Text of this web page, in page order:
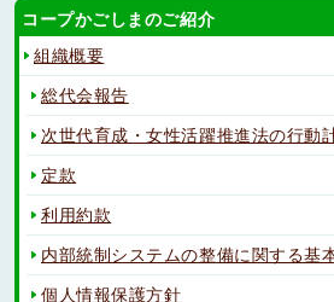
コープかごしまのご紹介
組織概要
総代会報告
次世代育成・女性活躍推進法の行動
定款
利用約款
内部統制システムの整備に関する基
個人情報保護方針